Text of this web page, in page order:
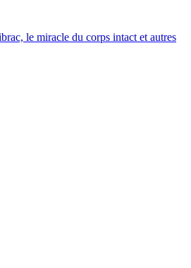
le miracle du corps intact et autres